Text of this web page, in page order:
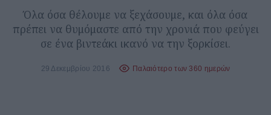
Όλα όσα θέλουμε να ξεχάσουμε, και όλα όσα
πρέπει να θυμόμαστε από την χρονιά που φεύγει
σε ένα βιντεάκι ικανό να την ξορκίσει.
29 Δεκεμβρίου 2016 Παλαιότερο των 360 ημερών